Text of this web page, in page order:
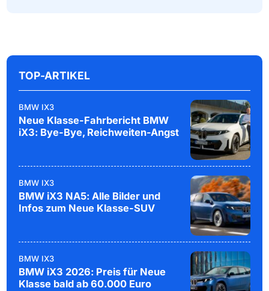
TOP-ARTIKEL
BMW IX3
Neue Klasse-Fahrbericht BMW
iX3: Bye-Bye, Reichweiten-Angst
BMW IX3
BMW iX3 NA5: Alle Bilder und
Infos zum Neue Klasse-SUV
BMW IX3
BMW iX3 2026: Preis für Neue
Klasse bald ab 60.000 Euro